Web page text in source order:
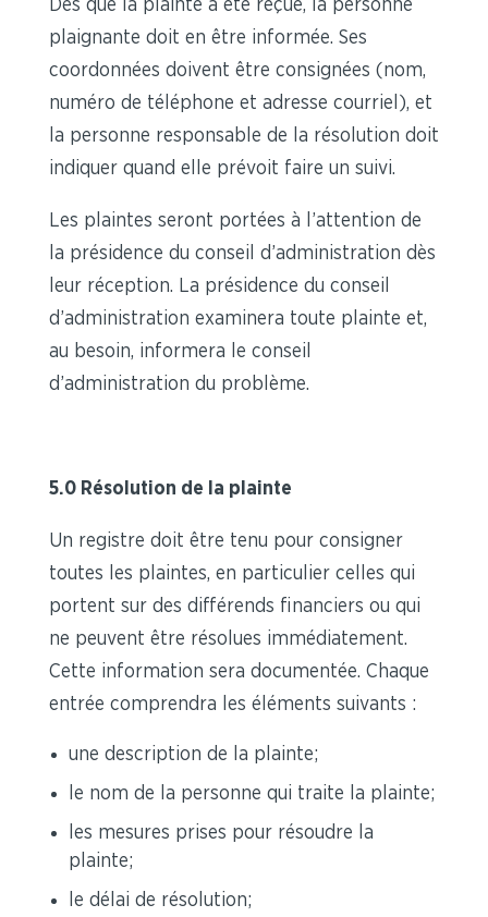
Dès que la plainte a été reçue, la personne
plaignante doit en être informée. Ses
coordonnées doivent être consignées (nom,
numéro de téléphone et adresse courriel), et
la personne responsable de la résolution doit
indiquer quand elle prévoit faire un suivi.
Les plaintes seront portées à l’attention de
la présidence du conseil d’administration dès
leur réception. La présidence du conseil
d’administration examinera toute plainte et,
au besoin, informera le conseil
d’administration du problème.
5.0 Résolution de la plainte
Un registre doit être tenu pour consigner
toutes les plaintes, en particulier celles qui
portent sur des différends financiers ou qui
ne peuvent être résolues immédiatement.
Cette information sera documentée. Chaque
entrée comprendra les éléments suivants :
une description de la plainte;
le nom de la personne qui traite la plainte;
les mesures prises pour résoudre la
plainte;
le délai de résolution;